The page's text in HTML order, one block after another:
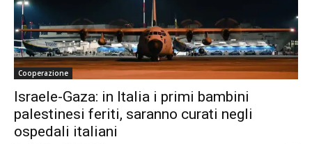
Cooperazione
Israele-Gaza: in Italia i primi bambini
palestinesi feriti, saranno curati negli
ospedali italiani